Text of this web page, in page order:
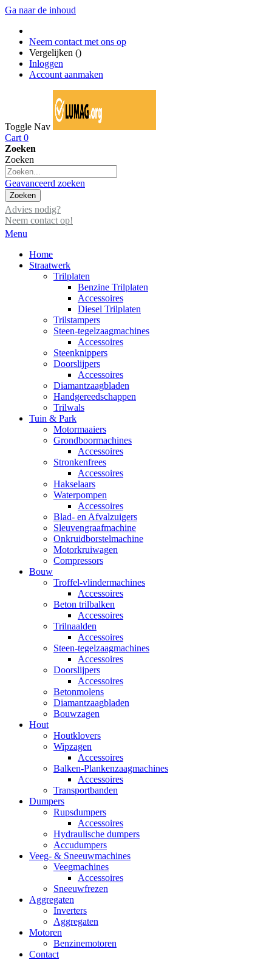
Ga naar de inhoud
Neem contact met ons op
Vergelijken ()
Inloggen
Account aanmaken
Toggle Nav
Cart 0
Zoeken
Zoeken
Geavanceerd zoeken
Zoeken
Advies nodig?
Neem contact op!
Menu
Home
Straatwerk
Trilplaten
Benzine Trilplaten
Accessoires
Diesel Trilplaten
Trilstampers
Steen-tegelzaagmachines
Accessoires
Steenknippers
Doorslijpers
Accessoires
Diamantzaagbladen
Handgereedschappen
Trilwals
Tuin & Park
Motormaaiers
Grondboormachines
Accessoires
Stronkenfrees
Accessoires
Hakselaars
Waterpompen
Accessoires
Blad- en Afvalzuigers
Sleuvengraafmachine
Onkruidborstelmachine
Motorkruiwagen
Compressors
Bouw
Troffel-vlindermachines
Accessoires
Beton trilbalken
Accessoires
Trilnaalden
Accessoires
Steen-tegelzaagmachines
Accessoires
Doorslijpers
Accessoires
Betonmolens
Diamantzaagbladen
Bouwzagen
Hout
Houtklovers
Wipzagen
Accessoires
Balken-Plankenzaagmachines
Accessoires
Transportbanden
Dumpers
Rupsdumpers
Accessoires
Hydraulische dumpers
Accudumpers
Veeg- & Sneeuwmachines
Veegmachines
Accessoires
Sneeuwfrezen
Aggregaten
Inverters
Aggregaten
Motoren
Benzinemotoren
Contact